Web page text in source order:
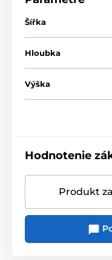
Šířka
Hloubka
Výška
Hodnotenie
Produkt